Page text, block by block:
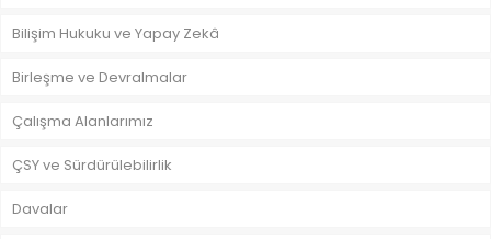
Bilişim Hukuku ve Yapay Zekâ
Birleşme ve Devralmalar
Çalışma Alanlarımız
ÇSY ve Sürdürülebilirlik
Davalar